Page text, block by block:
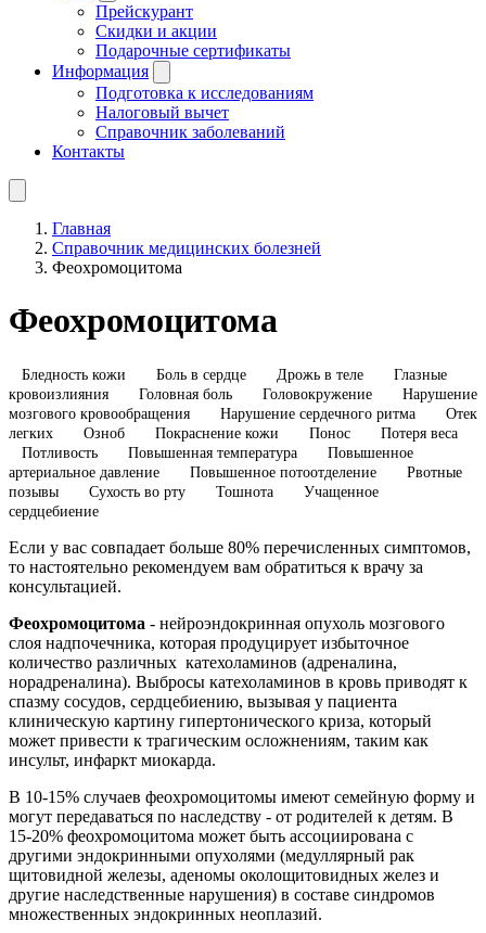
Прейскурант
Скидки и акции
Подарочные сертификаты
Информация
Подготовка к исследованиям
Налоговый вычет
Справочник заболеваний
Контакты
Главная
Справочник медицинских болезней
Феохромоцитома
Феохромоцитома
Бледность кожи Боль в сердце Дрожь в теле
Глазные
кровоизлияния
Головная боль Головокружение
Нарушение
мозгового кровообращения
Нарушение сердечного ритма
Отек
легких
Озноб Покраснение кожи Понос
Потеря веса
Потливость
Повышенная температура
Повышенное
артериальное давление
Повышенное потоотделение
Рвотные
позывы
Сухость во рту Тошнота
Учащенное
сердцебиение
Если у вас совпадает больше 80% перечисленных симптомов,
то настоятельно рекомендуем вам обратиться к врачу за
консультацией.
Феохромоцитома - нейроэндокринная опухоль мозгового
слоя надпочечника, которая продуцирует избыточное
количество различных катехоламинов (адреналина,
норадреналина). Выбросы катехоламинов в кровь приводят к
спазму сосудов, сердцебиению, вызывая у пациента
клиническую картину гипертонического криза, который
может привести к трагическим осложнениям, таким как
инсульт, инфаркт миокарда.
В 10-15% случаев феохромоцитомы имеют семейную форму и
могут передаваться по наследству - от родителей к детям. В
15-20% феохромоцитома может быть ассоциирована с
другими эндокринными опухолями (медуллярный рак
щитовидной железы, аденомы околощитовидных желез и
другие наследственные нарушения) в составе синдромов
множественных эндокринных неоплазий.